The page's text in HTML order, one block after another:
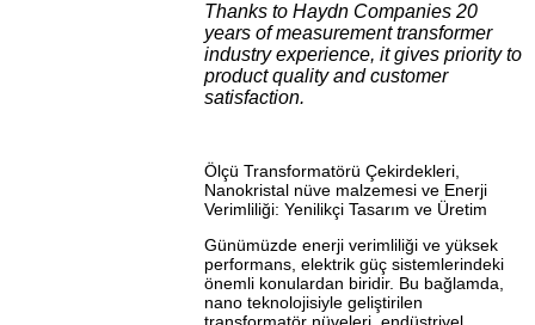
Thanks to Haydn Companies 20
years of measurement transformer
industry experience, it gives priority to
product quality and customer
satisfaction.
Ölçü Transformatörü Çekirdekleri,
Nanokristal nüve malzemesi ve Enerji
Verimliliği: Yenilikçi Tasarım ve Üretim
Günümüzde enerji verimliliği ve yüksek
performans, elektrik güç sistemlerindeki
önemli konulardan biridir. Bu bağlamda,
nano teknolojisiyle geliştirilen